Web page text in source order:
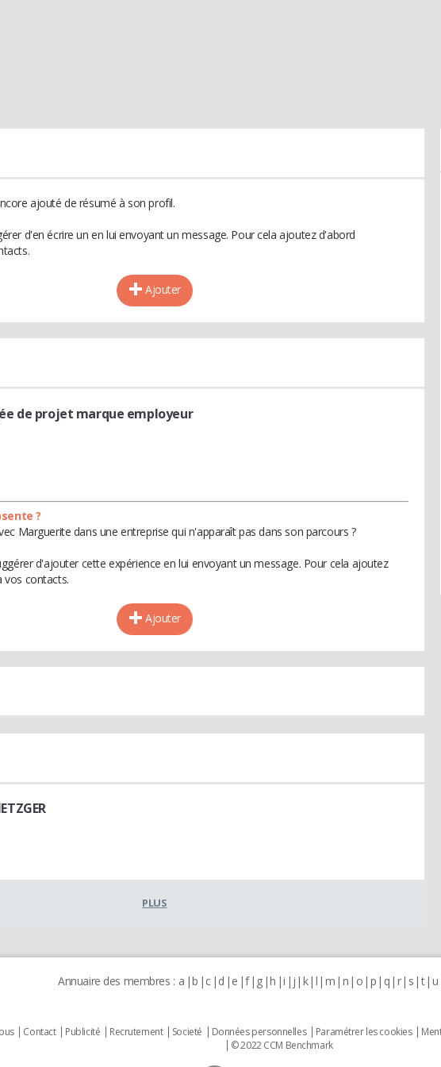
ajouté de résumé à son profil.
d'en écrire un en lui envoyant un message. Pour cela ajoutez d'abord
Ajouter
de projet marque employeur
?
Marguerite dans une entreprise qui n'apparaît pas dans son parcours ?
d'ajouter cette expérience en lui envoyant un message. Pour cela ajoutez
vos contacts.
Ajouter
PLUS
Annuaire des membres : a b c d e f g h i j k l m n o p q r s t u
Contact Publicité Recrutement Societé Données personnelles Paramétrer les cookies
© 2022 CCM Benchmark